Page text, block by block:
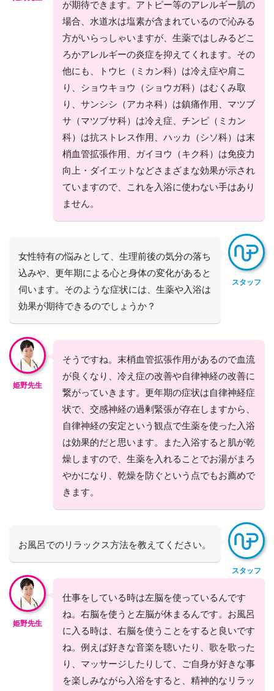
が期待できます。アトピー等のアレルギー肌の
場合、水道水は塩素が含まれているので沁みる
方がいらっしゃいますが、生薬ではしみるどこ
ろかアレルギーの炎症を抑えてくれます。その
他にも、トウヒ（ミカン科）は冷え症や肩こ
り、ショウキョウ（ショウガ科）はむくみ取
り、サンシシ（アカネ科）は鎮痛作用、マツブ
サ（マツブサ科）は冷え症、チンピ（ミカン
科）は抗ストレス作用、ハッカ（シソ科）は末
梢血管拡張作用、ガイヨウ（キク科）は免疫力
向上・ダイエットなどさまざまな効果が示され
ていますので、これを入浴に使わない手はあり
ません。
スタッフ
女性特有の悩みとして、生理前後の気分の落ち
込みや、更年期による心と身体の変化があると
伺います。そのような症状には、生薬や入浴は
効果が期待できるのでしょうか？
姫野先生
そうですね。末梢血管拡張作用があるので血流
が良くなり、冷え症の改善や自律神経の改善に
繋がっていきます。更年期の症状は自律神経症
状で、交感神経の過剰緊張が存在しますから、
自律神経の安定という観点で生薬を使った入浴
は効果的だと思います。また入浴すると肌が乾
燥しますので、生薬を入れることでお湯がまろ
やかになり、乾燥を防ぐという点でもお薦めで
きます。
スタッフ
お風呂でのリラックス方法を教えてください。
姫野先生
仕事をしている時は左脳を使っているんです
ね。右脳を使うと左脳が休まるんです。お風呂
に入る時は、右脳を使うことをすると良いです
ね。例えば好きな音楽を聴いたり、歌を歌った
り、マッサージしたりして、ご自身が好きな事
を楽しみながら入浴をすると、精神的なリラッ